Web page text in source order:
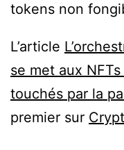
tokens non
L’article
se met aux
touchés par la
premier sur